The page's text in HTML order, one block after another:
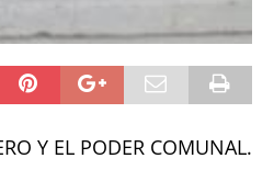
Y EL PODER COMUNAL.